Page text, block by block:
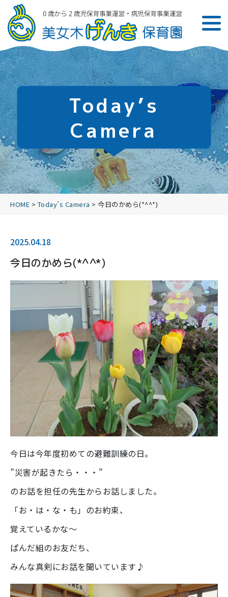
Today’s
Camera
HOME > Today’s Camera > 今日のかめら(*^^*)
2025.04.18
今日のかめら(*^^*)
今日は今年度初めての避難訓練の日。
”災害が起きたら・・・”
のお話を担任の先生からお話しました。
「お・は・な・も」のお約束、
覚えているかな～
ぱんだ組のお友だち、
みんな真剣にお話を聞いています♪